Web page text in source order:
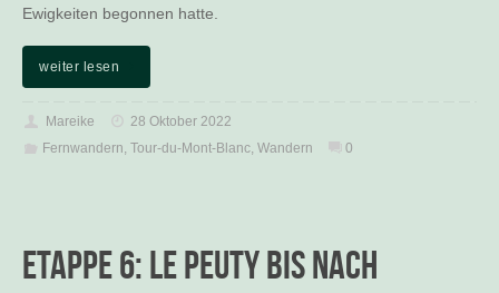
Ewigkeiten begonnen hatte.
weiter lesen
Mareike
28 Oktober 2022
Fernwandern Tour-du-Mont-Blanc, Wandern 0
Etappe 6: Le Peuty bis nach